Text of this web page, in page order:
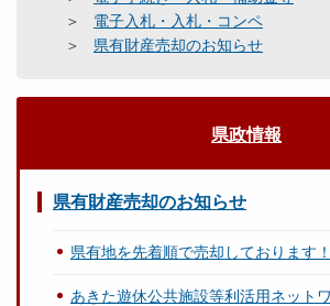
電子入札・入札・コンペ
県有財産売却のお知らせ
県政情報
県有財産売却のお知らせ
県有地を先着順で売却しております！
あきた遊休公共施設等利活用ネット